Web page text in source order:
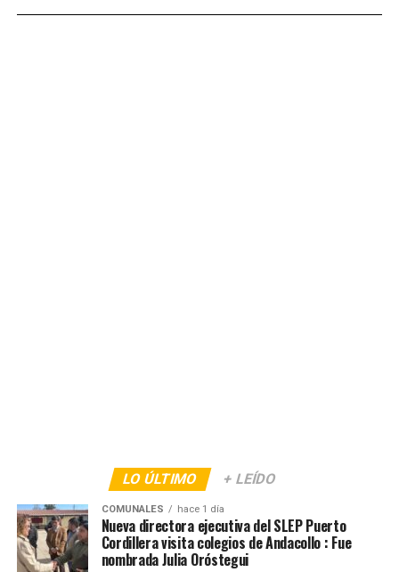
LO ÚLTIMO + LEÍDO
COMUNALES hace 1 día
Nueva directora ejecutiva del SLEP Puerto
Cordillera visita colegios de Andacollo : Fue
nombrada Julia Oróstegui